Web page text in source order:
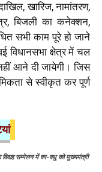
खारिज, नामांतरण,
बिजली का कनेक्शन,
सभी काम पूरे हो जाने
विधानसभा क्षेत्र में चल
आने दी जायेगी। जिस
से स्वीकृत कर पूर्ण
विवाह सम्मेलन में वर-वधु को मुख्यमंत्री